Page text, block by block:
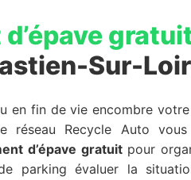
Sur-
en fin de vie encombre
réseau Recycle Auto
d’épave gratuitpour
parking évaluer la